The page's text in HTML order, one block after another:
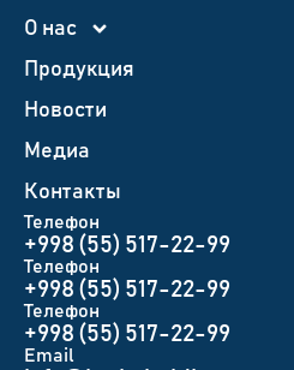
О нас
Продукция
Новости
Медиа
Контакты
Телефон
+998 (55) 517-22-99
Телефон
+998 (55) 517-22-99
Телефон
+998 (55) 517-22-99
Email